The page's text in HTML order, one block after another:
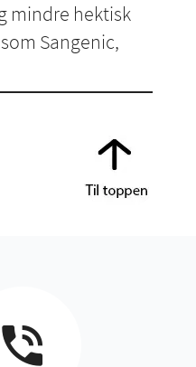
mindre hektisk
Sangenic,